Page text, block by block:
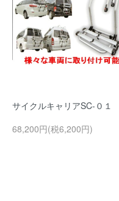
サイクルキャリアSC-０１
68,200円(税6,200円)